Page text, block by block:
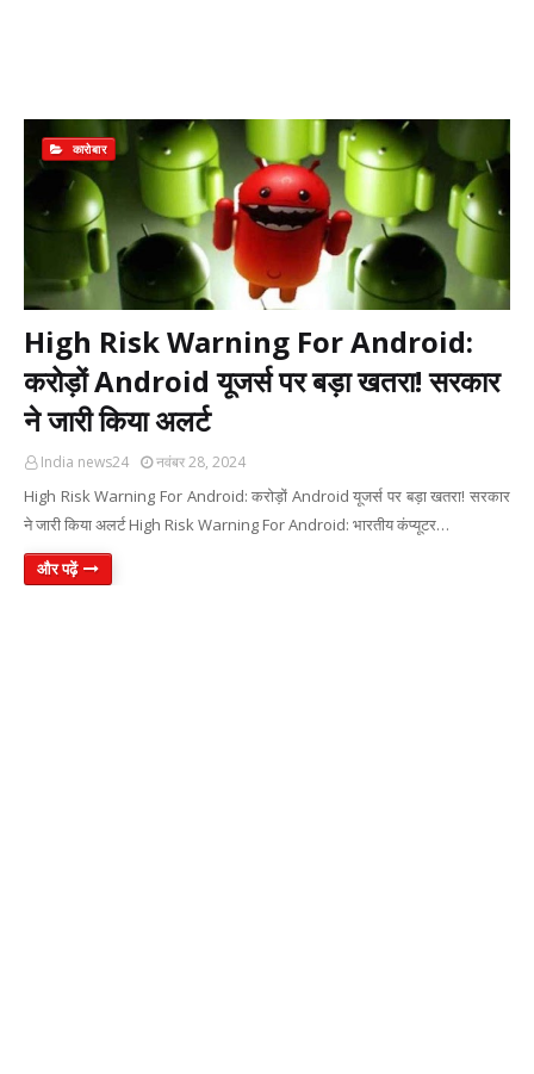
कारोबार
High Risk Warning For Android:
करोड़ों Android यूजर्स पर बड़ा खतरा! सरकार
ने जारी किया अलर्ट
India news24 नवंबर 28, 2024
High Risk Warning For Android: करोड़ों Android यूजर्स पर बड़ा खतरा! सरकार
ने जारी किया अलर्ट High Risk Warning For Android: भारतीय कंप्यूटर…
और पढ़ें